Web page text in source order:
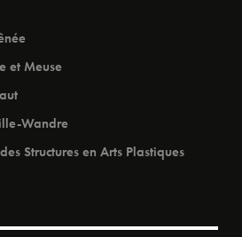
et Meuse
Wandre
Structures en Arts Plastiques